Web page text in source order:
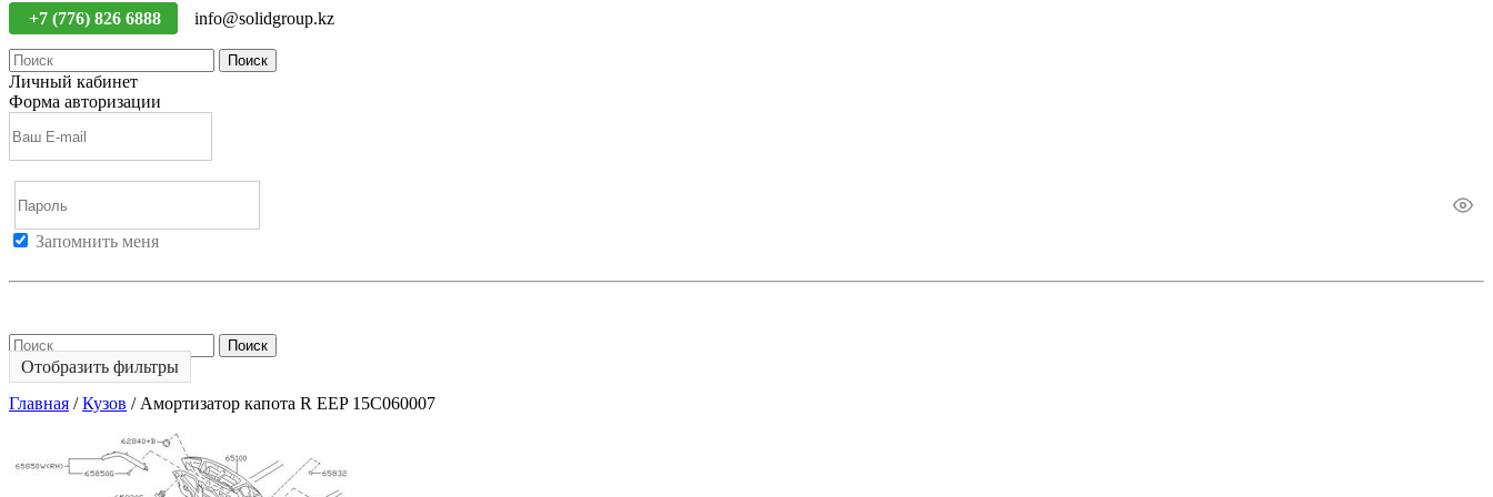
+7 (776) 826 6888 info@solidgroup.kz
Поиск
Личный кабинет
Форма авторизации
Запомнить меня
Поиск
Отобразить фильтры
Главная / Кузов / Амортизатор капота R EEP 15C060007